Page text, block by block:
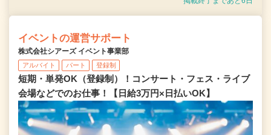
イベントの運営サポート
株式会社シアーズ イベント事業部
アルバイト パート 登録制
短期・単発OK（登録制）！コンサート・フェス・ライブ
会場などでのお仕事！【日給3万円×日払いOK】